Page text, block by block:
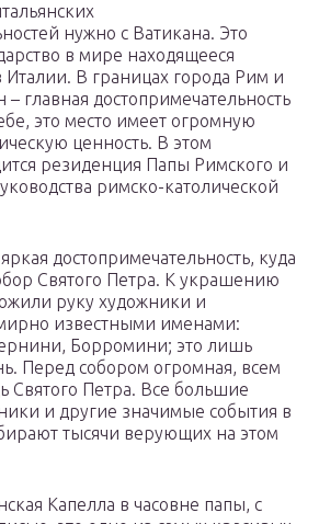
нужно с Ватикана. Это
в мире находящееся
Италии. В границах города Рим и
– главная достопримечательность
это место имеет огромную
ценность. В этом
резиденция Папы Римского и
римско-католической
достопримечательность, куда
Святого Петра. К украшению
руку художники и
известными именами:
Борромини; это лишь
Перед собором огромная, всем
Святого Петра. Все большие
и другие значимые события в
тысячи верующих на этом
Капелла в часовне папы, с